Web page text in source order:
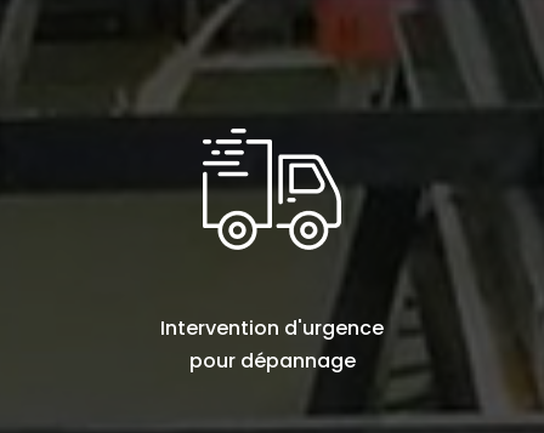
Intervention d'urgence
pour dépannage